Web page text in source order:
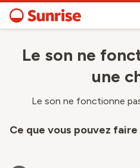
Le son ne
une
Le son ne fonctionne
Ce que vous pouvez faire